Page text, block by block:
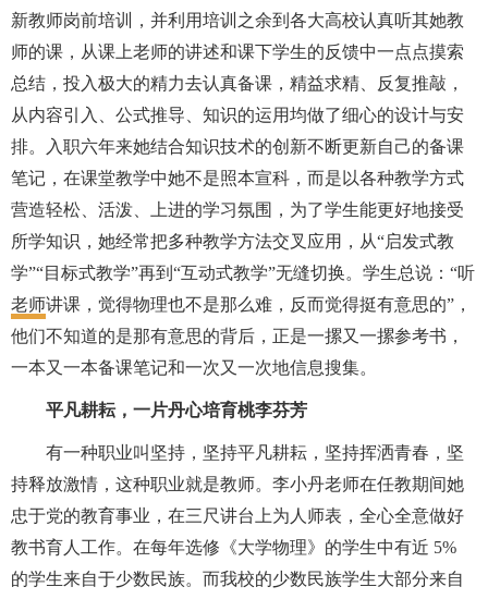
新教师岗前培训，并利用培训之余到各大高校认真听其她教
师的课，从课上老师的讲述和课下学生的反馈中一点点摸索
总结， 投入极大的精力去认真备课，精益求精、反复推敲，
从内容引入、公式推导、知识的运用均做了细心的设计与安
排。入职六年来她结合知识技术的创新不断更新自己的备课
笔记，在课堂教学中她不是照本宣科，而是以各种教学方式
营造轻松、活泼、上进的学习氛围，为了学生能更好地接受
所学知识， 她经常把多种教学方法交叉应用，从“启发式教
学”“目标式教学”再到“互动式教学”无缝切换。学生总说：“听
老师讲课，觉得物理也不是那么难，反而觉得挺有意思的”，
他们不知道的是那有意思的背后，正是一摞又一摞参考书，
一本又一本备课笔记和一次又一次地信息搜集。
平凡耕耘， 一片丹心培育桃李芬芳
有一种职业叫坚持，坚持平凡耕耘，坚持挥洒青春，坚
持释放激情，这种职业就是教师。 李小丹老师在任教期间她
忠于党的教育事业，在三尺讲台上为人师表，全心全意做好
教书育人工作。在每年选修《大学物理》的学生中有近 5%
的学生来自于少数民族。 而我校的少数民族学生大部分来自